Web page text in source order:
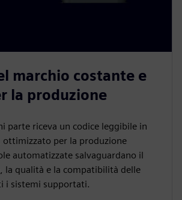
marchio costante e
la produzione
parte riceva un codice leggibile in
ottimizzato per la produzione
automatizzate salvaguardano il
la qualità e la compatibilità delle
i sistemi supportati.